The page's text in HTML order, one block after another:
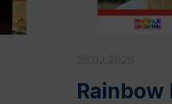
Rainbow